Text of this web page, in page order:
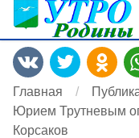
Главная
Юрием Трутневым
Корсаков